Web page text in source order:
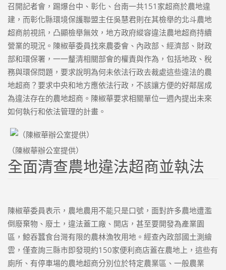
召開記者會，踢爆台中、彰化、台南一共151家超商於農地違
建，而彰化縣環境保護聯盟主任吳慧君則在其檢舉的北斗農地
超商前視訊，凸顯檢舉無效，地方政府縱容違法農地超商持續
營業的現況。陳椒華委員找來農委會、內政部、經濟部、財政
部和環保署，一一釐清相關部會的權責與作為，包括地政、稅
務與環保問題，要求說明為何未依法行政去裁處這些違法的農
地超商？要求中央和地方應依法行政，不該讓方便的好鄰居成
為違法存在的農地超商。陳椒華要求相關單位一週內提出未來
如何執行和依法管理的計畫。
（陳椒華辦公室提供）
全面清查農地違法超商並執法
陳椒華委員表示，農地農用不能只是口號，面對許多農地遭濫
倒廢棄物、廢土，違法蓋工廠、開店，甚至要開發為產業園
區，鯨吞蠶食台灣有限的農林漁牧用地。經查內政部國土測繪
雲，僅查詢三縣市即發現約150家便利商店蓋在農地上，這些有
廁所、有停車場的農地超商分別位於特定農業區、一般農業